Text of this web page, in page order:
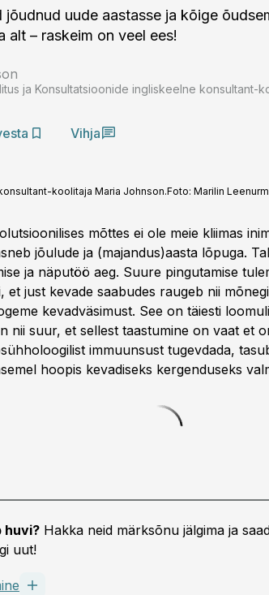
jõudnud uude aastasse ja kõige
alt – raskeim on veel ees!
ja Konsultatsioonide ingliskeelne konsultant-
Vihja
koolitaja Maria Johnson.Foto: Marilin Leenurm
mõttes ei ole meie kliimas
jõulude ja (majandus)aasta lõpuga.
ja näputöö aeg. Suure pingutamise
et just kevade saabudes raugeb nii
kevadväsimust. See on täiesti
nii suur, et sellest taastumine on vaat et
immuunsust tugevdada,
hoopis kevadiseks kergenduseks
huvi? Hakka neid märksõnu jälgima ja
uut!